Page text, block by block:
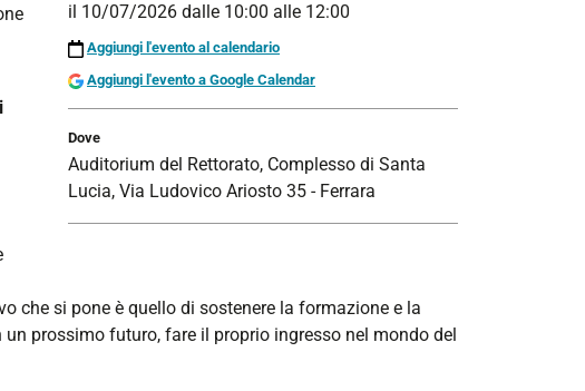
il 10/07/2026 dalle 10:00 alle 12:00
Aggiungi l'evento al calendario
Aggiungi l'evento a Google Calendar
Dove
Auditorium del Rettorato, Complesso di Santa
Lucia, Via Ludovico Ariosto 35 - Ferrara
che si pone è quello di sostenere la formazione e la
prossimo futuro, fare il proprio ingresso nel mondo del